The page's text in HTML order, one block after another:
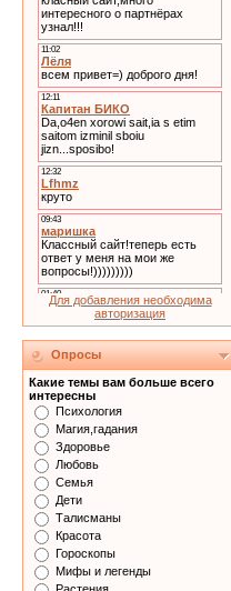
Для добавления необходима
авторизация
Опросы
Какие темы вам больше всего
интересны
Психология
Магия,гадания
Здоровье
Любовь
Семья
Дети
Талисманы
Красота
Гороскопы
Мифы и легенды